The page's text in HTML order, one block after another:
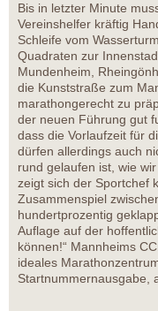
Bis in letzter Minute
Vereinshelfer kräftig
Schleife vom
Quadraten zur
Mundenheim,
die Kunststraße zum
marathongerecht zu
der neuen Führung gut
dass die Vorlaufzeit für
dürfen allerdings auch
rund gelaufen ist, wie
zeigt sich der Sportchef
Zusammenspiel
hundertprozentig
Auflage auf der
können!“ Mannheims
ideales
Startnummernausgabe,